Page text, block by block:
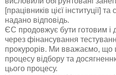
[працівників цієї інституції]
надано відповідь.
ЄС продовжує бути готовим і
через фінансування
прокурорів. Ми вважаємо, що
процесу відбору та
цього процесу.